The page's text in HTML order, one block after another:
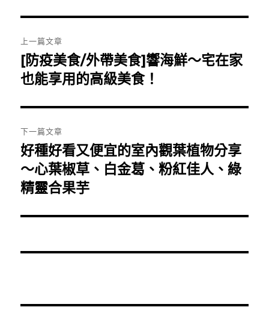
章
導
覽
上一篇文章
上
一
文
章:
[防疫美食/外帶美食]響海鮮～宅在家
也能享用的高級美食！
下一篇文章
下
一
篇
章:
好種好看又便宜的室內觀葉植物分享
～心葉椒草、白金葛、粉紅佳人、綠
精靈合果芋